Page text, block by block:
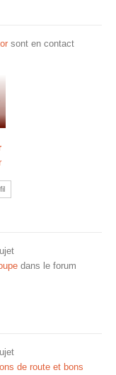
sont en contact
dans le forum
de route et bons